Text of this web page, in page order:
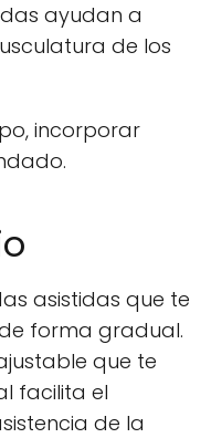
ayudan a
de los
incorporar
asistidas que te
forma gradual.
que te
facilita el
de la